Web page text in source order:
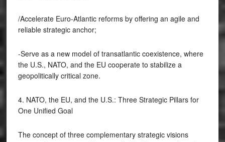
/Accelerate Euro-Atlantic reforms by offering an agile and
reliable strategic anchor;
-Serve as a new model of transatlantic coexistence, where
the U.S., NATO, and the EU cooperate to stabilize a
geopolitically critical zone.
4. NATO, the EU, and the U.S.: Three Strategic Pillars for
One Unified Goal
The concept of three complementary strategic visions